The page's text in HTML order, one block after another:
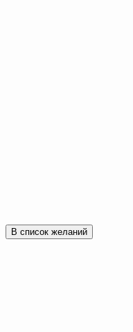
В список желаний